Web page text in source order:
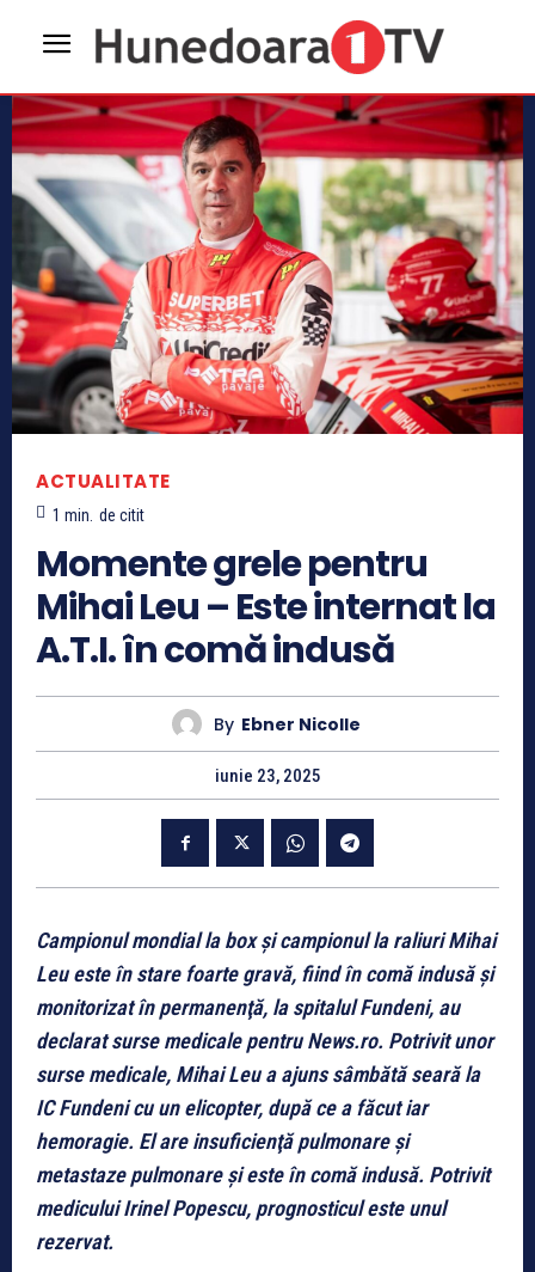
ACTUALITATE
1 min. de citit
Momente grele pentru
Mihai Leu – Este internat la
A.T.I. în comă indusă
By Ebner Nicolle
iunie 23, 2025
Campionul mondial la box şi campionul la raliuri Mihai
Leu este în stare foarte gravă, fiind în comă indusă şi
monitorizat în permanenţă, la spitalul Fundeni, au
declarat surse medicale pentru News.ro. Potrivit unor
surse medicale, Mihai Leu a ajuns sâmbătă seară la
IC Fundeni cu un elicopter, după ce a făcut iar
hemoragie. El are insuficienţă pulmonare şi
metastaze pulmonare şi este în comă indusă. Potrivit
medicului Irinel Popescu, prognosticul este unul
rezervat.